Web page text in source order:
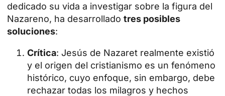
dedicado su vida a investigar sobre la figura del
Nazareno, ha desarrollado tres posibles
soluciones:
Crítica: Jesús de Nazaret realmente existió
y el origen del cristianismo es un fenómeno
histórico, cuyo enfoque, sin embargo, debe
rechazar todas los milagros y hechos